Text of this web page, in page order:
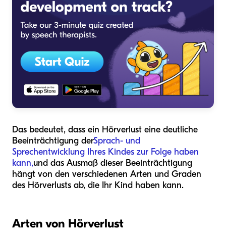
Das bedeutet, dass ein Hörverlust eine deutliche
Beeinträchtigung derSprach- und
Sprechentwicklung Ihres Kindes zur Folge haben
kann,und das Ausmaß dieser Beeinträchtigung
hängt von den verschiedenen Arten und Graden
des Hörverlusts ab, die Ihr Kind haben kann.
Arten von Hörverlust